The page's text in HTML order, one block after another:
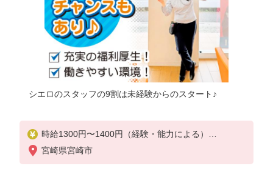
シエロのスタッフの9割は未経験からのスタート♪
時給1300円〜1400円（経験・能力による）
※残業代支給
★交通費別途支給（規定あり）
宮崎県宮崎市